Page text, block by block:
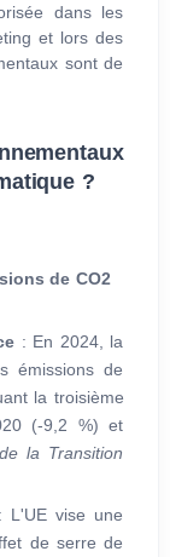
dans les
et lors des
sont de
?
de CO2
: En 2024, la
émissions de
la troisième
(-9,2 %) et
la Transition
vise une
de serre de